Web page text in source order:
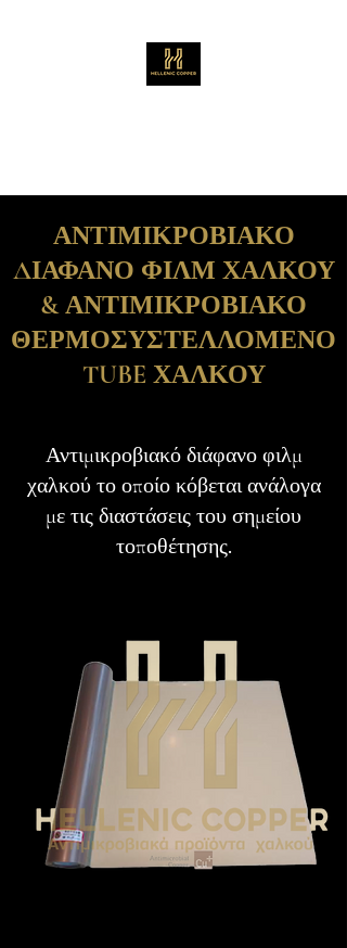
ΑΝΤΙΜΙΚΡΟΒΙΑΚΟ
ΔΙΑΦΑΝΟ ΦΙΛΜ ΧΑΛΚΟΥ
& ΑΝΤΙΜΙΚΡΟΒΙΑΚΟ
ΘΕΡΜΟΣΥΣΤΕΛΛΟΜΕΝΟ
TUBE ΧΑΛΚΟΥ
Αντιμικροβιακό διάφανο φιλμ
χαλκού το οποίο κόβεται ανάλογα
με τις διαστάσεις του σημείου
τοποθέτησης.